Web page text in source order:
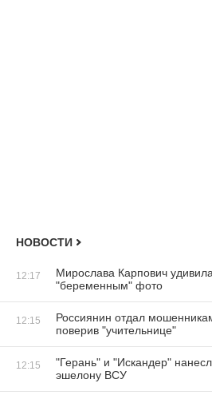
НОВОСТИ
12:17
Мирослава Карпович
"беременным" фото
12:15
Россиянин отдал
поверив "учительнице"
12:15
"Герань" и "Искандер"
эшелону ВСУ